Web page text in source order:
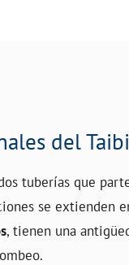
del
tuberías que
se extienden
, tienen una